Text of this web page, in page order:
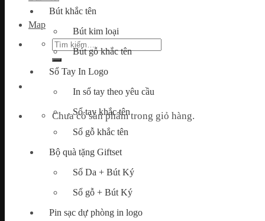
Map
Tìm
kiếm:
Chưa có sản phẩm trong giỏ hàng.
Bút khắc tên
Bút kim loại
Bút gỗ khắc tên
Sổ Tay In Logo
In sổ tay theo yêu cầu
Sổ tay khắc tên
Sổ gỗ khắc tên
Bộ quà tặng Giftset
Sổ Da + Bút Ký
Sổ gỗ + Bút Ký
Pin sạc dự phòng in logo